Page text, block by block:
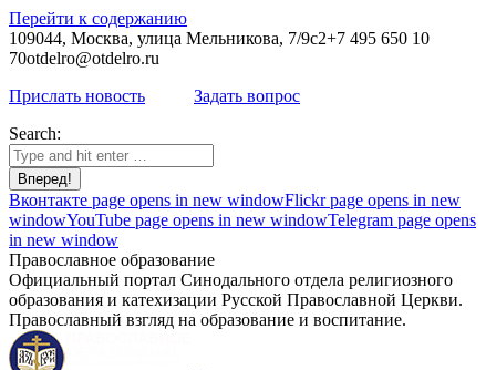
Перейти к содержанию
109044, Москва, улица Мельникова, 7/9с2+7 495 650 10
70otdelro@otdelro.ru
Прислать новость
Задать вопрос
Search:
Вконтакте page opens in new windowFlickr page opens in new
windowYouTube page opens in new windowTelegram page opens
in new window
Православное образование
Официальный портал Синодального отдела религиозного
образования и катехизации Русской Православной Церкви.
Православный взгляд на образование и воспитание.